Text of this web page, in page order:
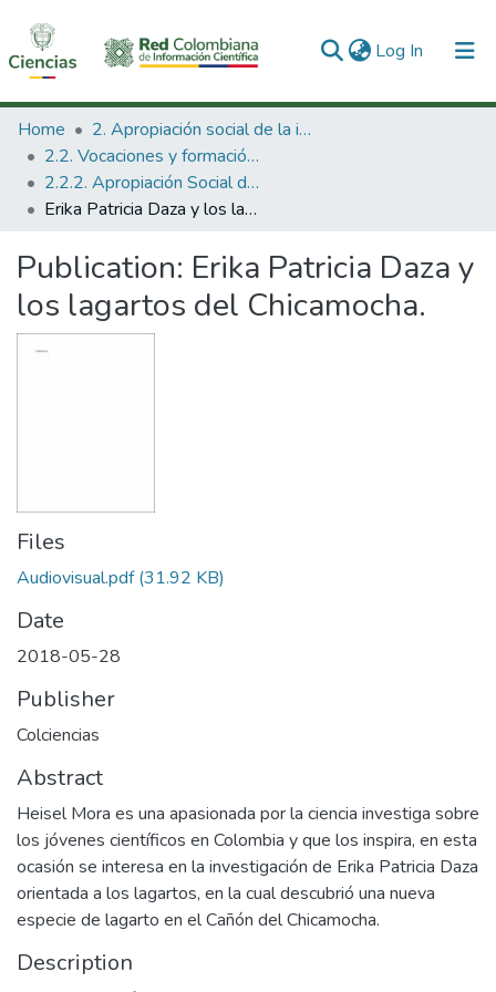
Log In (current)
Communities & Collections
All of DSpace
Statistics
Home
2. Apropiación social de la información en Ciencia Tecnología e Innovación
2.2. Vocaciones y formación de la CTeI
2.2.2. Apropiación Social del Conocimiento
Erika Patricia Daza y los lagartos del Chicamocha.
Publication: Erika Patricia Daza y
los lagartos del Chicamocha.
Files
Audiovisual.pdf(31.92 KB)
Date
2018-05-28
Publisher
Colciencias
Abstract
Heisel Mora es una apasionada por la ciencia investiga sobre
los jóvenes científicos en Colombia y que los inspira, en esta
ocasión se interesa en la investigación de Erika Patricia Daza
orientada a los lagartos, en la cual descubrió una nueva
especie de lagarto en el Cañón del Chicamocha.
Description